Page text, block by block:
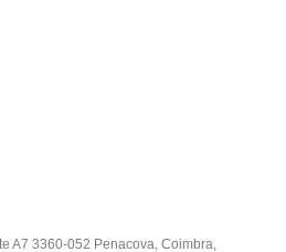
A7 3360-052 Penacova, Coimbra,